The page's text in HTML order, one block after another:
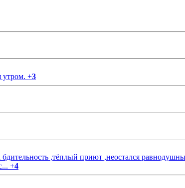
утром. +3
,тёплый приют ,неостался
+4